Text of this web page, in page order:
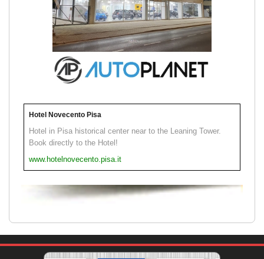
Hotel Novecento Pisa
Hotel in Pisa historical center near to the Leaning Tower.
Book directly to the Hotel!
www.hotelnovecento.pisa.it